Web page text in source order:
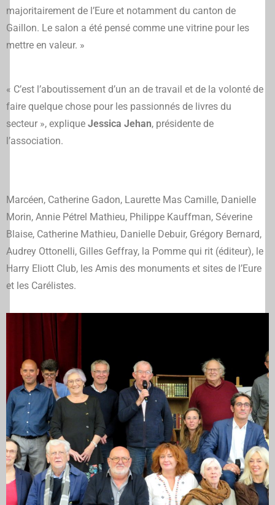
majoritairement de l’Eure et notamment du canton de
Gaillon. Le salon a été pensé comme une vitrine pour les
mettre en valeur. »
« C’est l’aboutissement d’un an de travail et de la volonté de
faire quelque chose pour les passionnés de livres du
secteur », explique Jessica Jehan, présidente de
l’association.
Marcéen, Catherine Gadon, Laurette Mas Camille, Danielle
Morin, Annie Pétrel Mathieu, Philippe Kauffman, Séverine
Blaise, Catherine Mathieu, Danielle Debuir, Grégory Bernard,
Audrey Ottonelli, Gilles Geffray, la Pomme qui rit (éditeur), le
Harry Eliott Club, les Amis des monuments et sites de l’Eure
et les Carélistes.